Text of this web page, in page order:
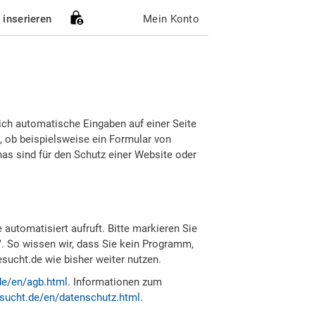
Mein Konto
automatische Eingaben auf einer Seite
ob beispielsweise ein Formular von
sind für den Schutz einer Website oder
automatisiert aufruft. Bitte markieren Sie
So wissen wir, dass Sie kein Programm,
wie bisher weiter nutzen.
en/agb.html . Informationen zum
en/datenschutz.html .